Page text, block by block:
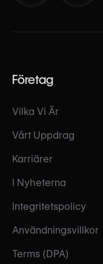
Företag
Vilka Vi Är
Vårt Uppdrag
Karriärer
I Nyheterna
Integritetspolicy
Användningsvillkor
Terms (DPA)